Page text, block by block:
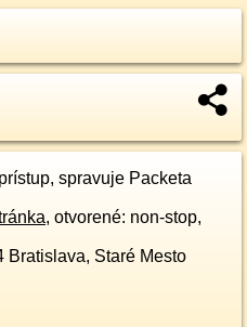
spravuje Packeta
, otvorené: non-stop,
Bratislava, Staré Mesto